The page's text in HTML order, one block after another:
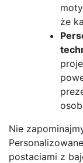
że
Nie
postaciami z